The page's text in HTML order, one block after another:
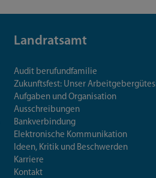
Landratsamt
Audit berufundfamilie
Zukunftsfest: Unser
Aufgaben und Organisation
Ausschreibungen
Bankverbindung
Elektronische Kommunikation
Ideen, Kritik und Beschwerden
Karriere
Kontakt